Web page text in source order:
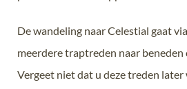
De wandeling naar Celestial gaat
meerdere traptreden naar
Vergeet niet dat u deze treden